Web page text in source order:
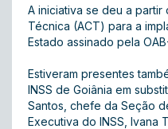
A iniciativa se deu a
Técnica (ACT) para a
Estado assinado pela
Estiveram presentes
INSS de Goiânia em
Santos, chefe da Seção
Executiva do INSS, Ivana